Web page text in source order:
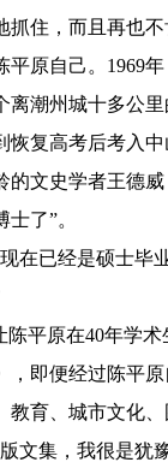
抓住，而且再也不
原自己。 1969
离潮州城十多公
恢复高考后考入
的文史学者王德威
了”。
在已经是硕士毕
陈平原在40年学
，即便经过陈平
教育、城市文化
文集，我很是犹